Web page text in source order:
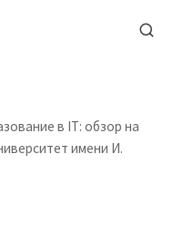
в IT: обзор на
имени И.